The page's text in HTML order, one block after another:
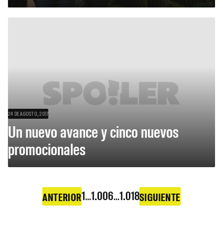
24 DE AGOSTO, 2017
Un nuevo avance y cinco nuevos
promocionales
ANTERIOR1…1.006…1.018SIGUIENTE